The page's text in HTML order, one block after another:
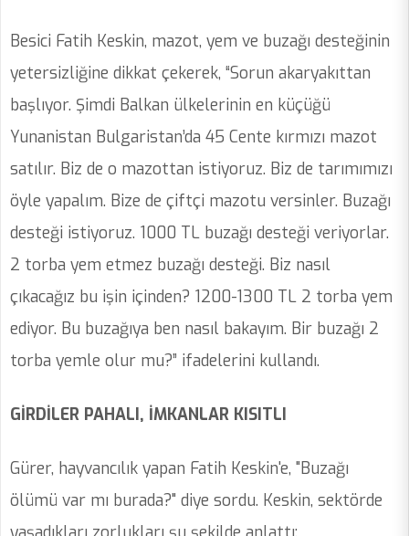
Besici Fatih Keskin, mazot, yem ve buzağı desteğinin
yetersizliğine dikkat çekerek, “Sorun akaryakıttan
başlıyor. Şimdi Balkan ülkelerinin en küçüğü
Yunanistan Bulgaristan’da 45 Cente kırmızı mazot
satılır. Biz de o mazottan istiyoruz. Biz de tarımımızı
öyle yapalım. Bize de çiftçi mazotu versinler. Buzağı
desteği istiyoruz. 1000 TL buzağı desteği veriyorlar.
2 torba yem etmez buzağı desteği. Biz nasıl
çıkacağız bu işin içinden? 1200-1300 TL 2 torba yem
ediyor. Bu buzağıya ben nasıl bakayım. Bir buzağı 2
torba yemle olur mu?” ifadelerini kullandı.
GİRDİLER PAHALI, İMKANLAR KISITLI
Gürer, hayvancılık yapan Fatih Keskin'e, "Buzağı
ölümü var mı burada?" diye sordu. Keskin, sektörde